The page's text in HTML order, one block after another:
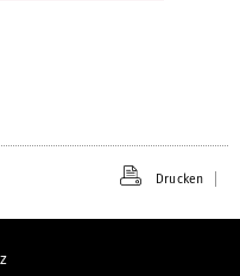
Drucken